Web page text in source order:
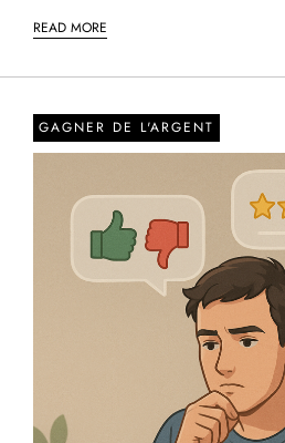
READ MORE
GAGNER DE L'ARGENT